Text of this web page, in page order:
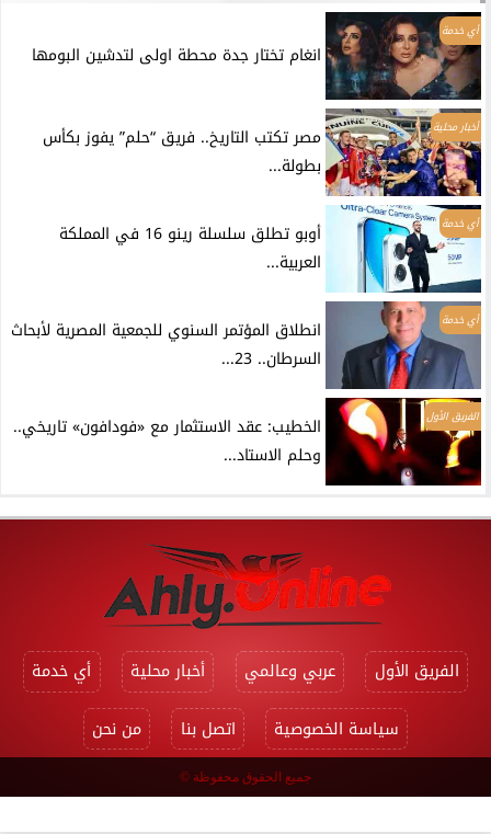
أي خدمة
انغام تختار جدة محطة اولى لتدشين البومها
أخبار محلية
مصر تكتب التاريخ.. فريق “حلم” يفوز بكأس
بطولة...
أي خدمة
أوبو تطلق سلسلة رينو 16 في المملكة
العربية...
أي خدمة
انطلاق المؤتمر السنوي للجمعية المصرية لأبحاث
السرطان.. 23...
الفريق الأول
الخطيب: عقد الاستثمار مع «فودافون» تاريخي..
وحلم الاستاد...
الفريق الأول عربي وعالمي أخبار محلية
أي خدمة
سياسة الخصوصية
اتصل بنا من نحن
جميع الحقوق محفوظة ©